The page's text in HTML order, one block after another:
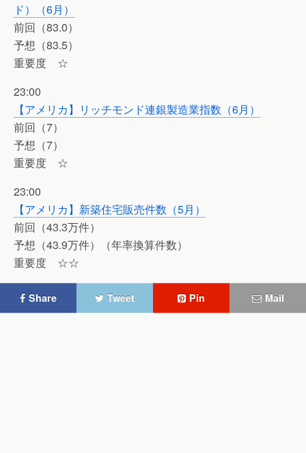
ド）（6月）
前回（83.0）
予想（83.5）
重要度 ☆
23:00
【アメリカ】リッチモンド連銀製造業指数（6月）
前回（7）
予想（7）
重要度 ☆
23:00
【アメリカ】新築住宅販売件数（5月）
前回（43.3万件）
予想（43.9万件）（年率換算件数）
重要度 ☆☆
Share Tweet Pin Mail